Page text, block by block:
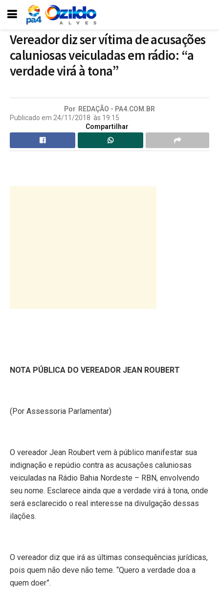
Vereador diz ser vítima de acusações
caluniosas veiculadas em rádio: “a
verdade virá à tona”
Por REDAÇÃO - PA4.COM.BR
Publicado em 24/11/2018 às 19:15
Compartilhar
NOTA PÚBLICA DO VEREADOR JEAN ROUBERT
(Por Assessoria Parlamentar)
O vereador Jean Roubert vem à público manifestar sua
indignação e repúdio contra as acusações caluniosas
veiculadas na Rádio Bahia Nordeste – RBN, envolvendo
seu nome. Esclarece ainda que a verdade virá à tona, onde
será esclarecido o real interesse na divulgação dessas
ilações.
O vereador diz que irá as últimas consequências jurídicas,
pois quem não deve não teme. “Quero a verdade doa a
quem doer”.